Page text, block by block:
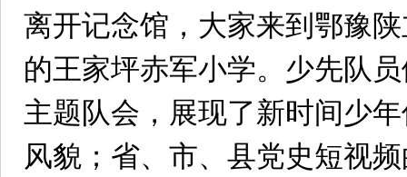
离开记念馆，大家来到鄂豫
的王家坪赤军小学。少先队
主题队会，展现了新时间少
风貌；省、市、县党史短视